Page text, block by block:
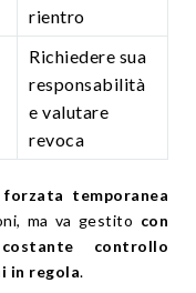
rientro
Richiedere sua
responsabilità
e valutare
revoca
temporanea
ma va gestito con
controllo
in regola.